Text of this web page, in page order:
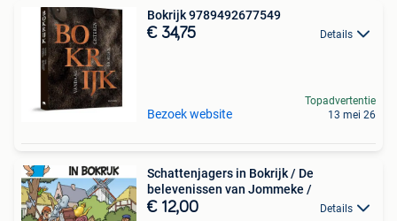
Bokrijk 9789492677549
€ 34,75 Details
Bezoek website
Topadvertentie
13 mei 26
Schattenjagers in Bokrijk / De
belevenissen van Jommeke /
€ 12,00 Details